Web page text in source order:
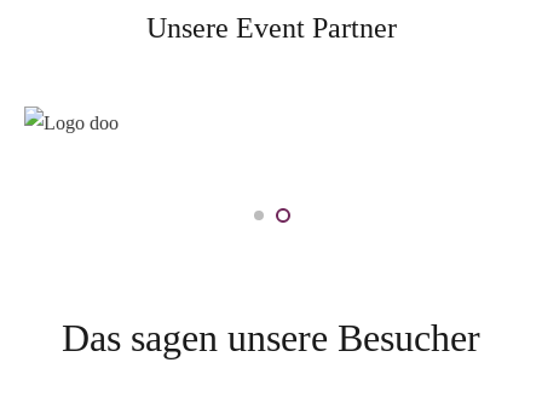
Unsere Event Partner
Das sagen unsere Besucher